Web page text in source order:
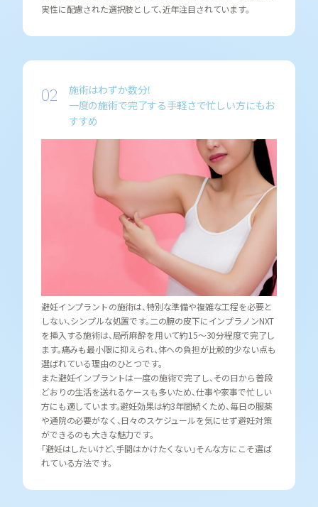
実性に配慮された選択肢として、近年注目されています。
施術はわずか数分！
一度の施術で完了する手軽さで忙しい方にもお
すすめ
避妊インプラントの施術は、特別な準備や複雑な工程を必要と
しない、シンプルな処置です。二の腕の皮下にインプラノンNXT
を挿入する施術は、局所麻酔を用いて約15〜30分程度で完了し
ます。痛みも最小限に抑えられ、体への負担が比較的少ない点も
選ばれている理由のひとつです。
また避妊インプラントは一度の施術で完了し、その日から普段
どおりの生活を送れるケースも多いため、仕事や家事で忙しい
方にも適しています。避妊効果は約3年間続くため、毎日の服薬
や通院の必要がなく、日々のスケジュールを気にせず避妊対策
ができるのも大きな魅力です。
「避妊はしたいけど、手間はかけたくない」そんな方にこそ選ば
れている方法です。